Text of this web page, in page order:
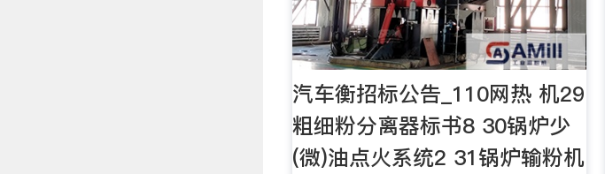
汽车衡招标公告_110网热 机29
粗细粉分离器标书8 30锅炉少
(微)油点火系统2 31锅炉输粉机